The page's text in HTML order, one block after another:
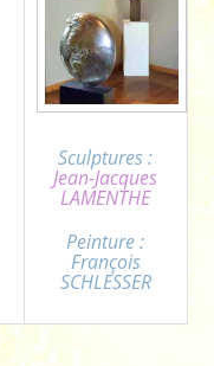
Sculptures :
Jean-Jacques
LAMENTHE
Peinture :
François
SCHLESSER